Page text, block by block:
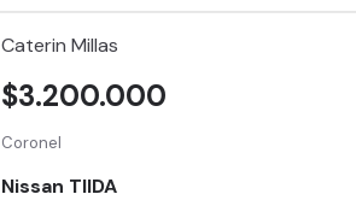
Caterin Millas
Coronel
Nissan TIIDA
$3.200.000